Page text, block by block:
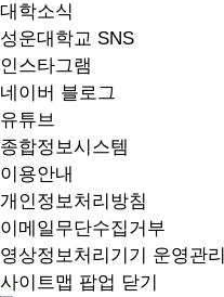
대학소식
성운대학교 SNS
인스타그램
네이버 블로그
유튜브
종합정보시스템
이용안내
개인정보처리방침
이메일무단수집거부
영상정보처리기기 운영관리
사이트맵 팝업 닫기